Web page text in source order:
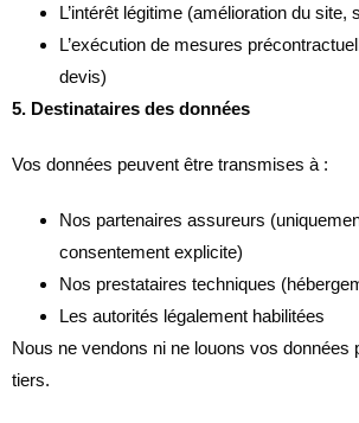
L’intérêt légitime (amélioration du site,
L’exécution de mesures
devis)
5. Destinataires des données
Vos données peuvent être transmises à :
Nos partenaires assureurs
consentement explicite)
Nos prestataires techniques
Les autorités légalement habilitées
Nous ne vendons ni ne louons vos données
tiers.